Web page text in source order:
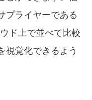
プライヤーである
ド上で並べて比較
視覚化できるよう